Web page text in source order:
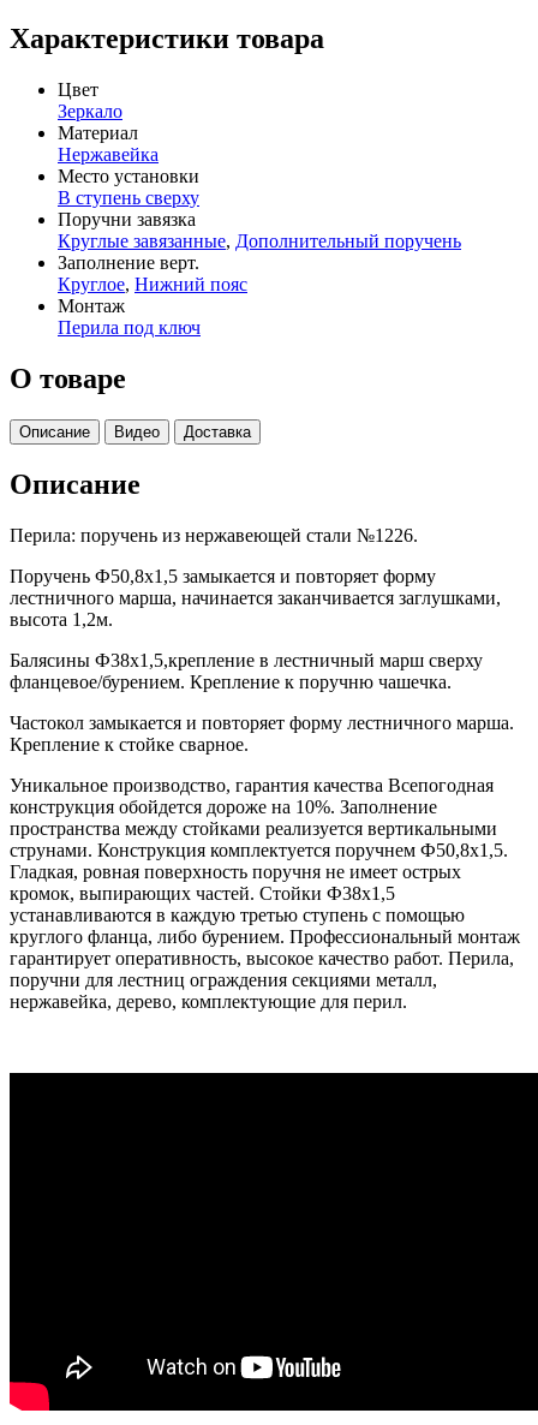
Характеристики товара
Цвет
Зеркало
Материал
Нержавейка
Место установки
В ступень сверху
Поручни завязка
Круглые завязанные, Дополнительный поручень
Заполнение верт.
Круглое, Нижний пояс
Монтаж
Перила под ключ
О товаре
Описание Видео Доставка
Описание
Перила: поручень из нержавеющей стали №1226.
Поручень Ф50,8х1,5 замыкается и повторяет форму
лестничного марша, начинается заканчивается заглушками,
высота 1,2м.
Балясины Ф38х1,5,крепление в лестничный марш сверху
фланцевое/бурением. Крепление к поручню чашечка.
Частокол замыкается и повторяет форму лестничного марша.
Крепление к стойке сварное.
Уникальное производство, гарантия качества Всепогодная
конструкция обойдется дороже на 10%. Заполнение
пространства между стойками реализуется вертикальными
струнами. Конструкция комплектуется поручнем Ф50,8х1,5.
Гладкая, ровная поверхность поручня не имеет острых
кромок, выпирающих частей. Стойки Ф38х1,5
устанавливаются в каждую третью ступень с помощью
круглого фланца, либо бурением. Профессиональный монтаж
гарантирует оперативность, высокое качество работ. Перила,
поручни для лестниц ограждения секциями металл,
нержавейка, дерево, комплектующие для перил.